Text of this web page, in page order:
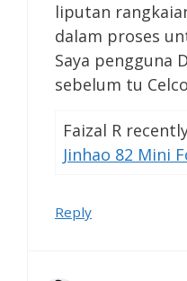
liputan
dalam proses
Saya pengguna
sebelum tu
Faizal R
Jinhao 82 Mini
Reply